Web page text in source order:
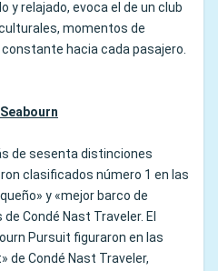
y relajado, evoca el de un club
momentos de
hacia cada pasajero.
de sesenta distinciones
clasificados número 1 en las
y «mejor barco de
Condé Nast Traveler. El
Pursuit figuraron en las
de Condé Nast Traveler,